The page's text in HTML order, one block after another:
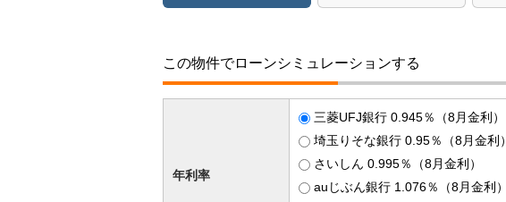
この物件でローンシミュレーションする
年利率
三菱UFJ銀行 0.945％（8月金利）
埼玉りそな銀行 0.95％（8月金利）
さいしん 0.995％（8月金利）
auじぶん銀行 1.076％（8月金利）